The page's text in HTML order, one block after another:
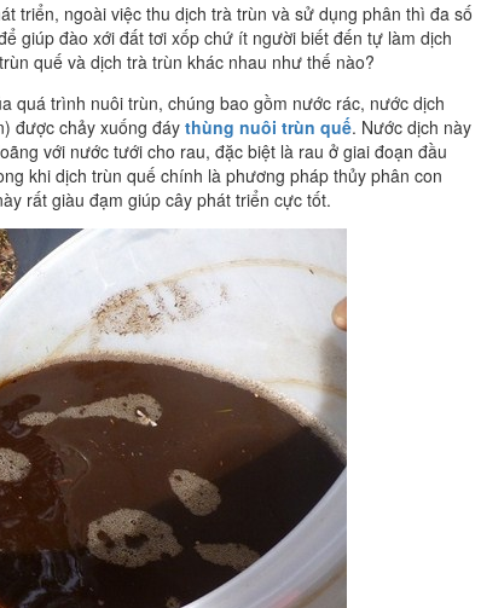
triển, ngoài việc thu dịch trà trùn và sử dụng phân thì đa số
giúp đào xới đất tơi xốp chứ ít người biết đến tự làm dịch
quế và dịch trà trùn khác nhau như thế nào?
quá trình nuôi trùn, chúng bao gồm nước rác, nước dịch
được chảy xuống đáy thùng nuôi trùn quế. Nước dịch này
với nước tưới cho rau, đặc biệt là rau ở giai đoạn đầu
khi dịch trùn quế chính là phương pháp thủy phân con
rất giàu đạm giúp cây phát triển cực tốt.